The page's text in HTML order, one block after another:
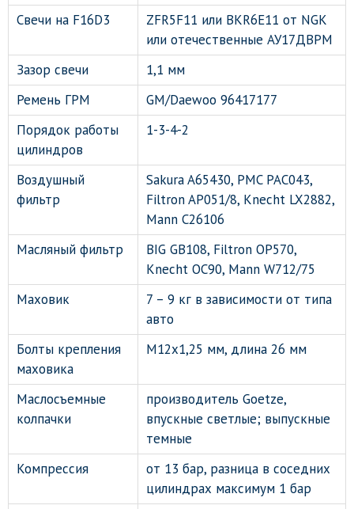
Свечи на F16D3
ZFR5F11 или BKR6E11 от NGK
или отечественные АУ17ДВРМ
Зазор свечи
1,1 мм
Ремень ГРМ
GM/Daewoo 96417177
Порядок работы
цилиндров
1-3-4-2
Воздушный
фильтр
Sakura A65430, PMC PAC043,
Filtron AP051/8, Knecht LX2882,
Mann C26106
Масляный фильтр
BIG GB108, Filtron OP570,
Knecht OC90, Mann W712/75
Маховик
7 – 9 кг в зависимости от типа
авто
Болты крепления
маховика
М12х1,25 мм, длина 26 мм
Маслосъемные
колпачки
производитель Goetze,
впускные светлые; выпускные
темные
Компрессия
от 13 бар, разница в соседних
цилиндрах максимум 1 бар